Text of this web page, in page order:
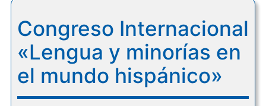
Congreso Internacional
«Lengua y minorías en
el mundo hispánico»